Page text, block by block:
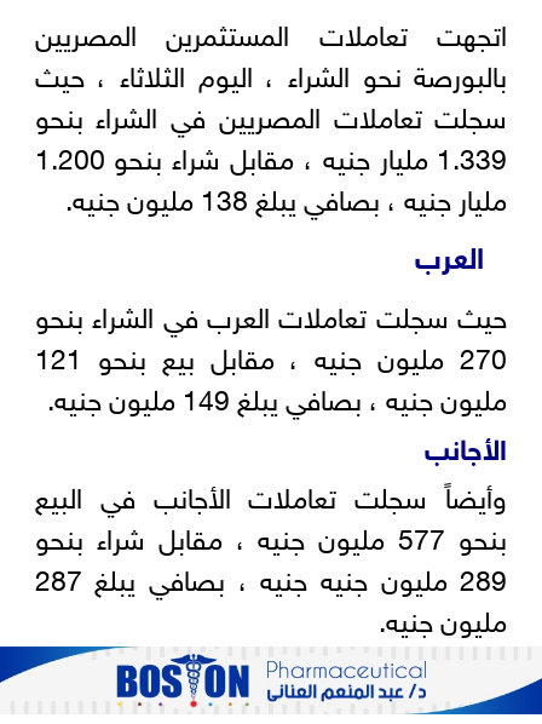
اتجهت تعاملات المستثمرين المصريين
بالبورصة نحو الشراء ، اليوم الثلاثاء ، حيث
سجلت تعاملات المصريين في الشراء بنحو
1.339 مليار جنيه ، مقابل شراء بنحو 1.200
مليار جنيه ، بصافي يبلغ 138 مليون جنيه.
العرب
حيث سجلت تعاملات العرب في الشراء بنحو
270 مليون جنيه ، مقابل بيع بنحو 121
مليون جنيه ، بصافي يبلغ 149 مليون جنيه.
الأجانب
وأيضاً سجلت تعاملات الأجانب في البيع
بنحو 577 مليون جنيه ، مقابل شراء بنحو
289 مليون جنيه جنيه ، بصافي يبلغ 287
مليون جنيه.